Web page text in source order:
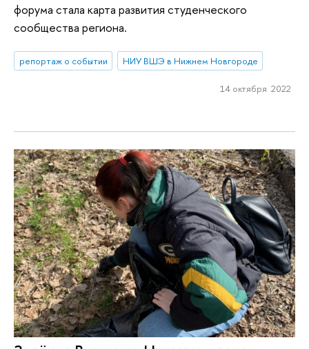
форума стала карта развития студенческого
сообщества региона.
репортаж о событии НИУ ВШЭ в Нижнем Новгороде
14 октября 2022